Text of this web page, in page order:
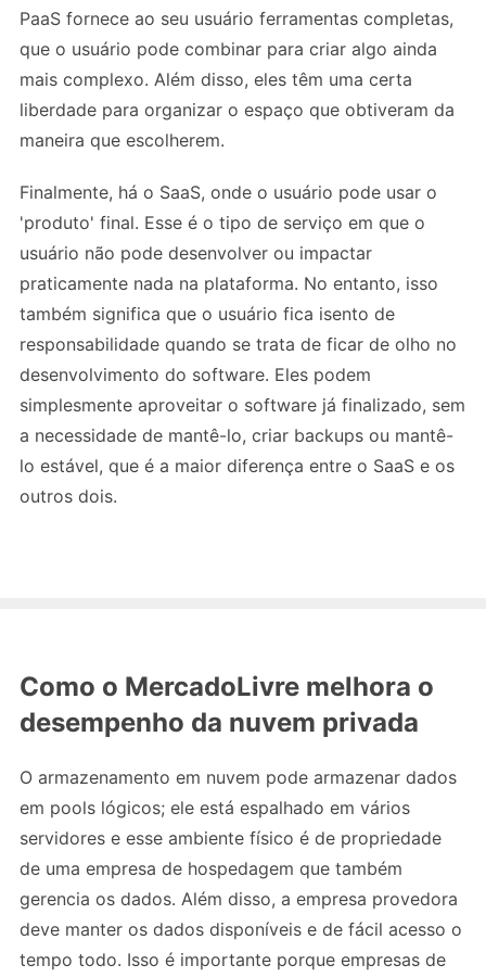
PaaS fornece ao seu usuário ferramentas completas,
que o usuário pode combinar para criar algo ainda
mais complexo. Além disso, eles têm uma certa
liberdade para organizar o espaço que obtiveram da
maneira que escolherem.
Finalmente, há o SaaS, onde o usuário pode usar o
'produto' final. Esse é o tipo de serviço em que o
usuário não pode desenvolver ou impactar
praticamente nada na plataforma. No entanto, isso
também significa que o usuário fica isento de
responsabilidade quando se trata de ficar de olho no
desenvolvimento do software. Eles podem
simplesmente aproveitar o software já finalizado, sem
a necessidade de mantê-lo, criar backups ou mantê-
lo estável, que é a maior diferença entre o SaaS e os
outros dois.
Como o MercadoLivre melhora o
desempenho da nuvem privada
O armazenamento em nuvem pode armazenar dados
em pools lógicos; ele está espalhado em vários
servidores e esse ambiente físico é de propriedade
de uma empresa de hospedagem que também
gerencia os dados. Além disso, a empresa provedora
deve manter os dados disponíveis e de fácil acesso o
tempo todo. Isso é importante porque empresas de